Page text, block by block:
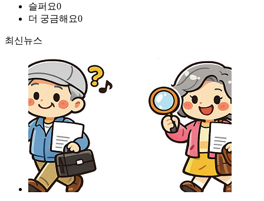
슬퍼요0
더 궁금해요0
최신뉴스